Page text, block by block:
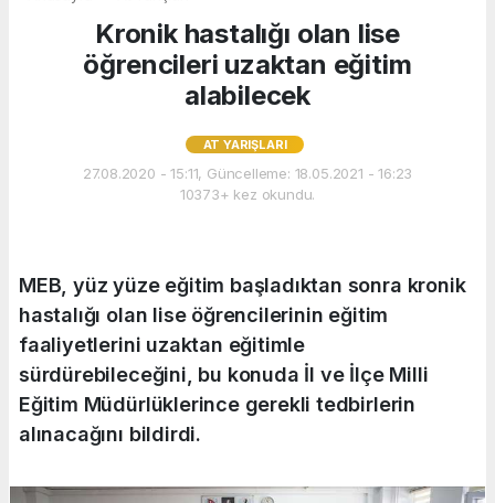
Kronik hastalığı olan lise
öğrencileri uzaktan eğitim
alabilecek
AT YARIŞLARI
27.08.2020 - 15:11, Güncelleme: 18.05.2021 - 16:23
10373+ kez okundu.
MEB, yüz yüze eğitim başladıktan sonra kronik
hastalığı olan lise öğrencilerinin eğitim
faaliyetlerini uzaktan eğitimle
sürdürebileceğini, bu konuda İl ve İlçe Milli
Eğitim Müdürlüklerince gerekli tedbirlerin
alınacağını bildirdi.